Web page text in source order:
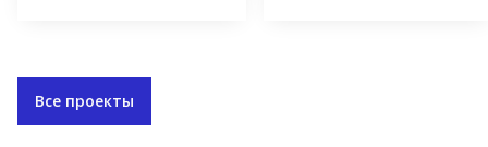
Все проекты